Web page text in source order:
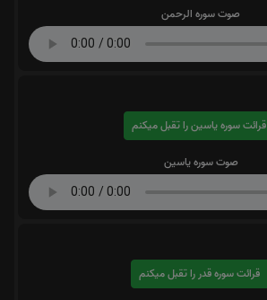
صوت سوره الرحمن
قرائت سوره یاسین را تقبل میکنم
صوت سوره یاسین
قرائت سوره قدر را تقبل میکنم